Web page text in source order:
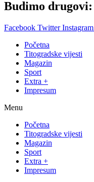
Budimo drugovi:
Facebook Twitter Instagram
Početna
Titogradske vijesti
Magazin
Sport
Extra +
Impresum
Menu
Početna
Titogradske vijesti
Magazin
Sport
Extra +
Impresum